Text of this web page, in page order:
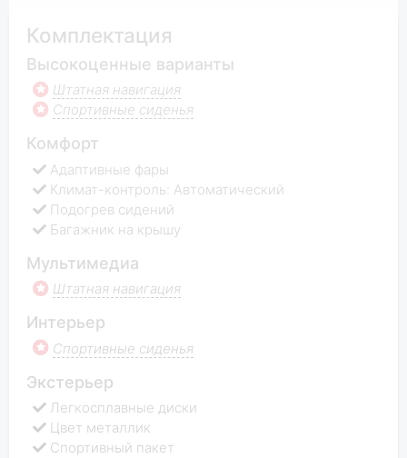
Комплектация
Высокоценные варианты
Штатная навигация
Спортивные сиденья
Комфорт
Адаптивные фары
Климат-контроль: Автоматический
Подогрев сидений
Багажник на крышу
Мультимедиа
Штатная навигация
Интерьер
Спортивные сиденья
Экстерьер
Легкосплавные диски
Цвет металлик
Спортивный пакет